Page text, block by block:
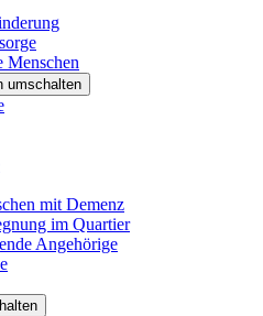
Menschen
umschalten
mit Demenz
im Quartier
Angehörige